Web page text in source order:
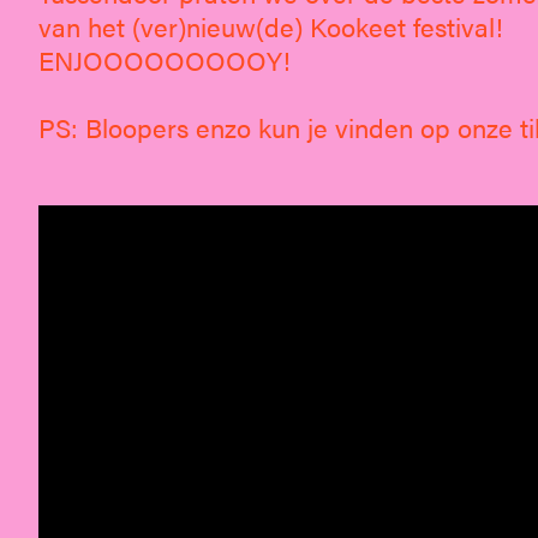
van het (ver)nieuw(de) Kookeet festival!
ENJOOOOOOOOOY!
PS: Bloopers enzo kun je vinden op onze